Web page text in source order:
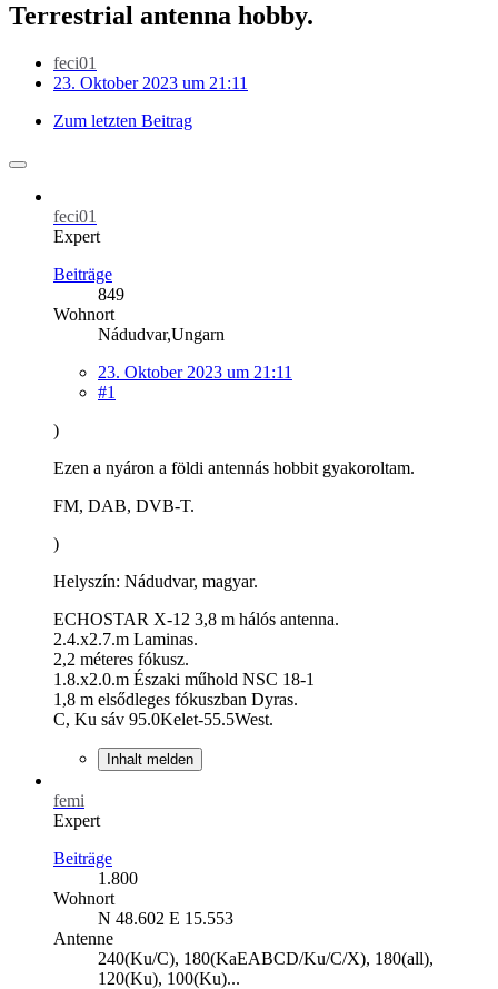
Terrestrial antenna hobby.
feci01
23. Oktober 2023 um 21:11
Zum letzten Beitrag
feci01
Expert
Beiträge
849
Wohnort
Nádudvar,Ungarn
23. Oktober 2023 um 21:11
#1
)
Ezen a nyáron a földi antennás hobbit gyakoroltam.
FM, DAB, DVB-T.
)
Helyszín: Nádudvar, magyar.
ECHOSTAR X-12 3,8 m hálós antenna.
2.4.x2.7.m Laminas.
2,2 méteres fókusz.
1.8.x2.0.m Északi műhold NSC 18-1
1,8 m elsődleges fókuszban Dyras.
C, Ku sáv 95.0Kelet-55.5West.
Inhalt melden
femi
Expert
Beiträge
1.800
Wohnort
N 48.602 E 15.553
Antenne
240(Ku/C), 180(KaEABCD/Ku/C/X), 180(all),
120(Ku), 100(Ku)...